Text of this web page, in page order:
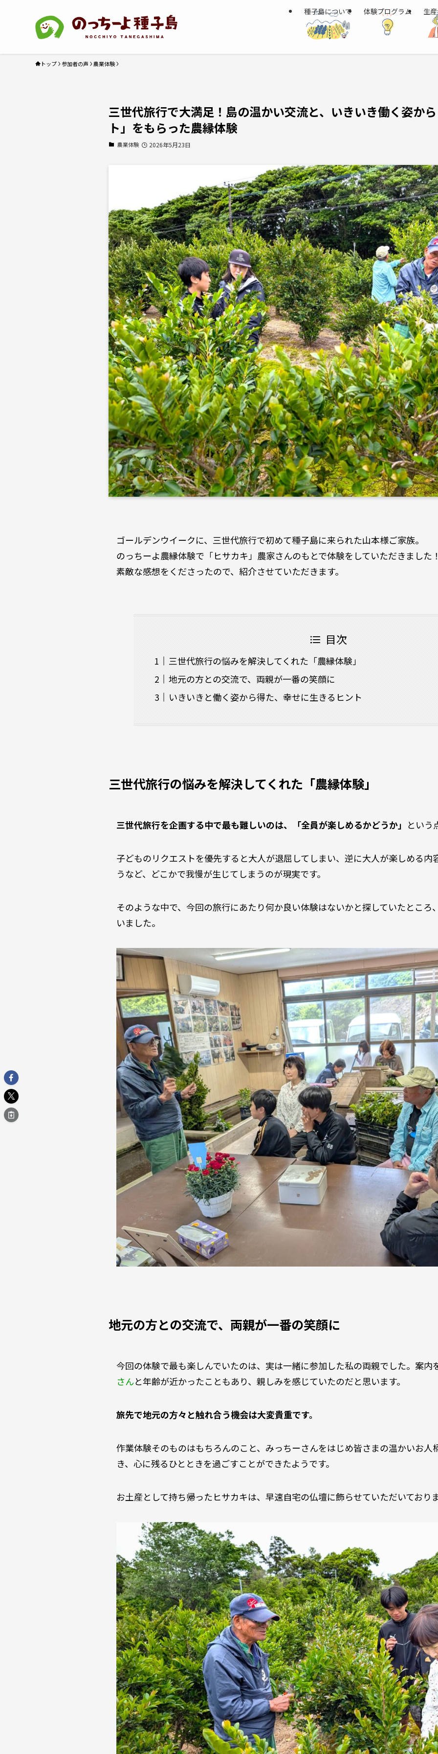
種子島について 体験プログラム 生
トップ 参加者の声 農業体験
三世代旅行で大満足！島の温かい交流と、いきいき働く姿か
ト」をもらった農縁体験
農業体験 2026年5月23日
ゴールデンウイークに、三世代旅行で初めて種子島に来られた山本様ご家族。
のっちーよ農縁体験で「ヒサカキ」農家さんのもとで体験をしていただきました
素敵な感想をくださったので、紹介させていただきます。
目次
三世代旅行の悩みを解決してくれた「農縁体験」
地元の方との交流で、両親が一番の笑顔に
いきいきと働く姿から得た、幸せに生きるヒント
三世代旅行の悩みを解決してくれた「農縁体験」
三世代旅行を企画する中で最も難しいのは、「全員が楽しめるかどうか」 という
子どものリクエストを優先すると大人が退屈してしまい、逆に大人が楽しめる内
うなど、どこかで我慢が生じてしまうのが現実です。
そのような中で、今回の旅行にあたり何か良い体験はないかと探していたところ
いました。
地元の方との交流で、両親が一番の笑顔に
今回の体験で最も楽しんでいたのは、実は一緒に参加した私の両親でした。案内
さんと年齢が近かったこともあり、親しみを感じていたのだと思います。
旅先で地元の方々と触れ合う機会は大変貴重です。
作業体験そのものはもちろんのこと、みっちーさんをはじめ皆さまの温かいお人
き、心に残るひとときを過ごすことができたようです。
お土産として持ち帰ったヒサカキは、早速自宅の仏壇に飾らせていただいており